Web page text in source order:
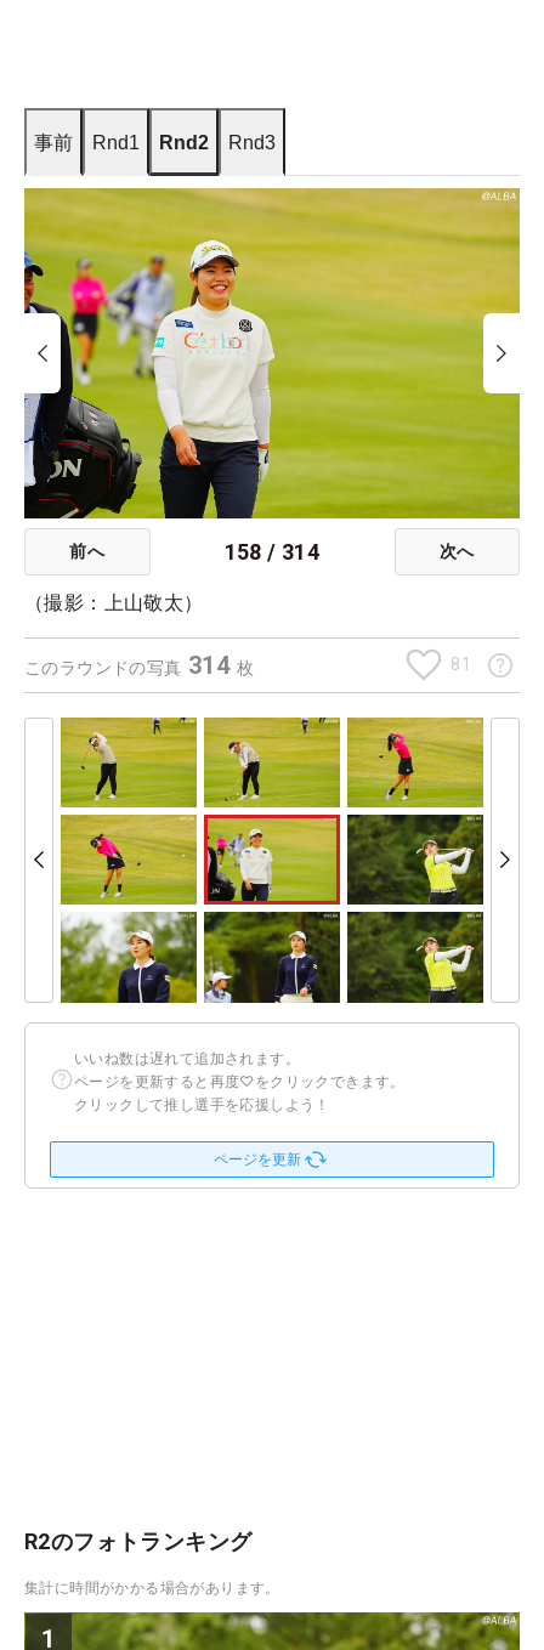
事前 Rnd1 Rnd2 Rnd3
前へ 158 / 314 次へ
（撮影：上山敬太）
このラウンドの写真 314 枚 81
いいね数は遅れて追加されます。
ページを更新すると再度♡をクリックできます。
クリックして推し選手を応援しよう！
ページを更新
R2のフォトランキング
集計に時間がかかる場合があります。
1